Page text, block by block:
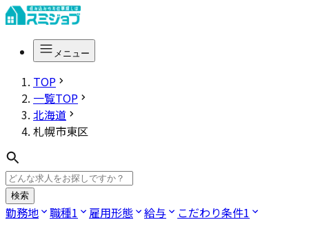
メニュー
TOP
一覧TOP
北海道
札幌市東区
検索
勤務地 職種1 雇用形態 給与 こだわり条件1